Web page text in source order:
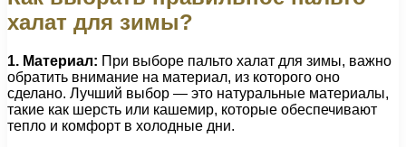
халат для зимы?
1. Материал: При выборе пальто халат для зимы, важно
обратить внимание на материал, из которого оно
сделано. Лучший выбор — это натуральные материалы,
такие как шерсть или кашемир, которые обеспечивают
тепло и комфорт в холодные дни.